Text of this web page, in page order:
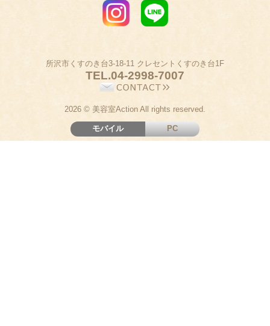
所沢市くすのき台3-18-11 クレセントくすのき台1F
TEL.04-2998-7007
2026 © 美容室Action All rights reserved.
モバイル PC